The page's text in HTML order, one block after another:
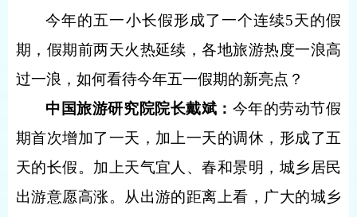
今年的五一小长假形成了一个连续5天的假
期，假期前两天火热延续，各地旅游热度一浪高
过一浪，如何看待今年五一假期的新亮点？
中国旅游研究院院长戴斌： 今年的劳动节假
期首次增加了一天，加上一天的调休，形成了五
天的长假。加上天气宜人、春和景明，城乡居民
出游意愿高涨。从出游的距离上看，广大的城乡